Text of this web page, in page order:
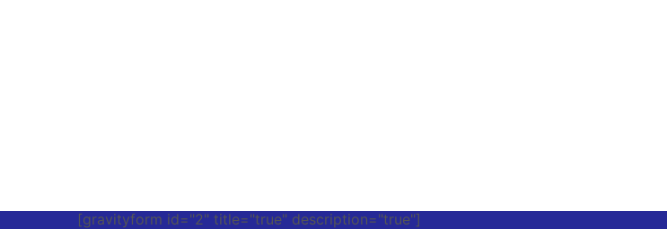
[gravityform id="2" title="true" description="true"]